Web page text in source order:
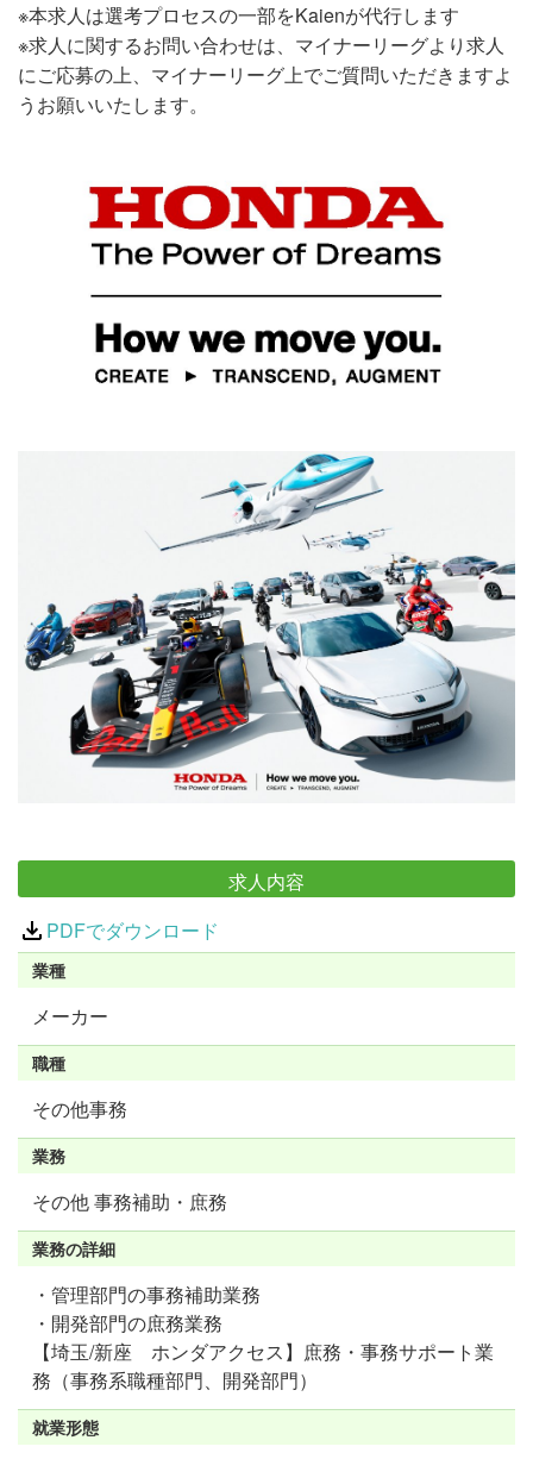
※本求人は選考プロセスの一部をKaienが代行します
※求人に関するお問い合わせは、マイナーリーグより求人
にご応募の上、マイナーリーグ上でご質問いただきますよ
うお願いいたします。
求人内容
PDFでダウンロード
業種
メーカー
職種
その他事務
業務
その他 事務補助・庶務
業務の詳細
・管理部門の事務補助業務
・開発部門の庶務業務
【埼玉/新座 ホンダアクセス】庶務・事務サポート業
務（事務系職種部門、開発部門）
就業形態